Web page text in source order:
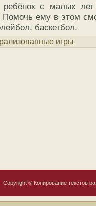
с малых
Помочь ему в этом
баскетбол.
игры
Copyright © Копирование текстов